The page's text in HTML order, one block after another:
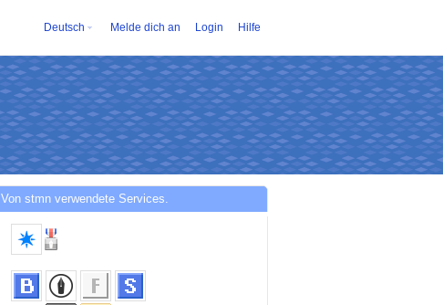
Deutsch Melde dich an Login Hilfe
Von stmn verwendete Services.